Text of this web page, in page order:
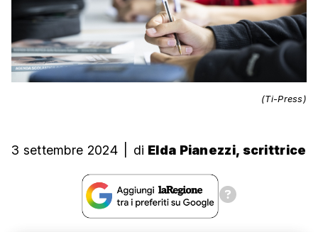
(Ti-Press)
3 settembre 2024 di Elda Pianezzi, scrittrice